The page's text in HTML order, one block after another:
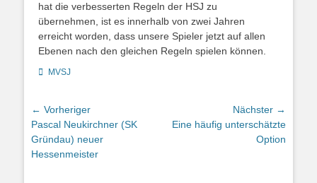
hat die verbesserten Regeln der HSJ zu
übernehmen, ist es innerhalb von zwei Jahren
erreicht worden, dass unsere Spieler jetzt auf allen
Ebenen nach den gleichen Regeln spielen können.
Kategorien
MVSJ
Beitragsnavigation
← Vorheriger
Vorheriger
Beitrag:
Pascal Neukirchner (SK
Gründau) neuer
Hessenmeister
Nächster →
Nächster
Eine häufig unterschätzte
Option